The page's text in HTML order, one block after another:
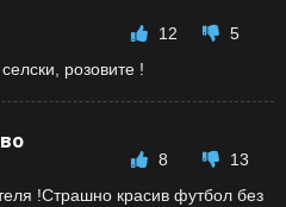
12
5
розовите !
8
13
!Страшно красив футбол без